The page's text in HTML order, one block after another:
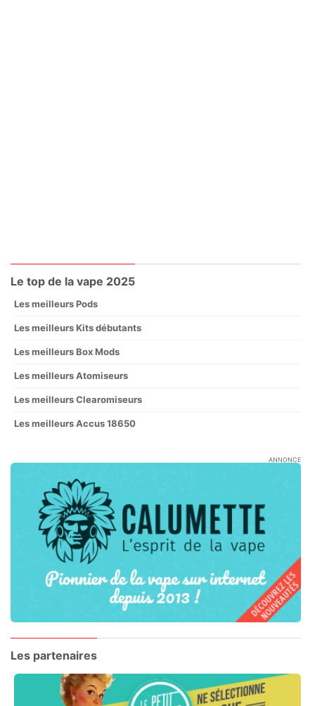
Le top de la vape 2025
Les meilleurs Pods
Les meilleurs Kits débutants
Les meilleurs Box Mods
Les meilleurs Atomiseurs
Les meilleurs Clearomiseurs
Les meilleurs Accus 18650
ANNONCE
Les partenaires